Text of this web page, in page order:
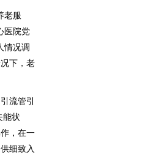
老服
医院党
情况调
下，老
流管引
能状
，在一
细致入